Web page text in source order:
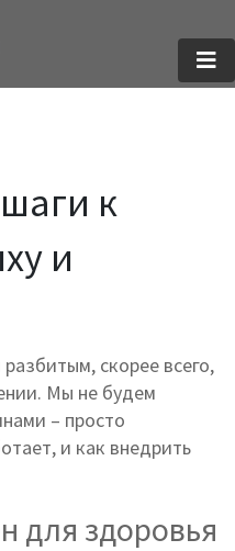
к
и
скорее всего,
Мы не будем
– просто
и как внедрить
для здоровья